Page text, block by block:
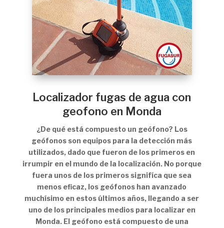
Localizador fugas de agua con
geofono en Monda
¿De qué está compuesto un geófono? Los
geófonos son equipos para la detección más
utilizados, dado que fueron de los primeros en
irrumpir en el mundo de la localización. No porque
fuera unos de los primeros signifíca que sea
menos eficaz, los geófonos han avanzado
muchísimo en estos últimos años, llegando a ser
uno de los principales medios para localizar en
Monda. El geófono está compuesto de una